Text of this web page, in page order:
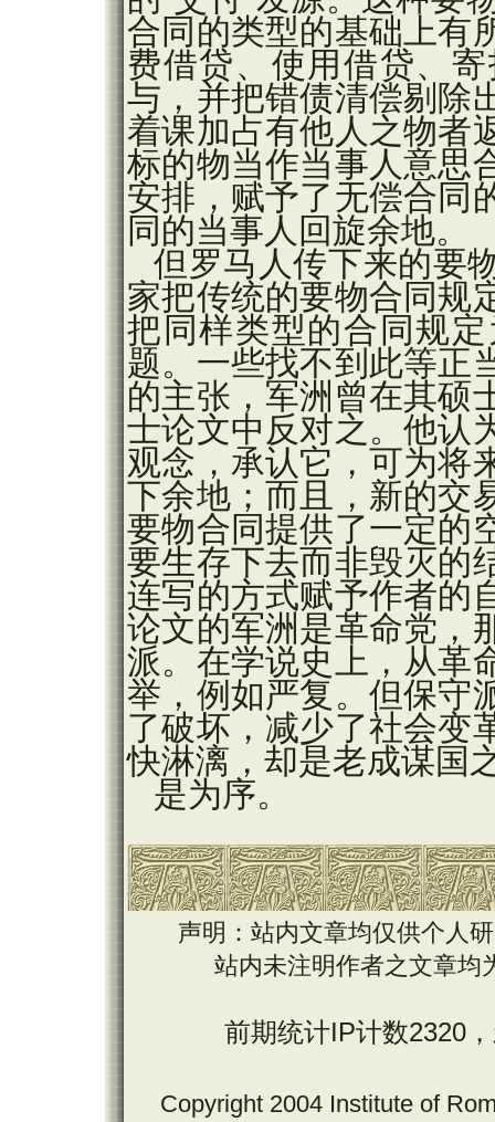
合同的类型的基础上有
费借贷、使用借贷、
与，并把错债清偿剔除
着课加占有他人之物者
标的物当作当事人意思
安排，赋予了无偿合同
同的当事人回旋余地。
但罗马人传下来的要
家把传统的要物合同规
把同样类型的合同规
题。一些找不到此等正
的主张，军洲曾在其硕
士论文中反对之。他认
观念，承认它，可为将
下余地；而且，新的交
要物合同提供了一定的
要生存下去而非毁灭的
连写的方式赋予作者的
论文的军洲是革命党，
派。在学说史上，从革
举，例如严复。但保守
了破坏，减少了社会变
快淋漓，却是老成谋国
是为序。
声明：站内文章均仅供个人
站内未注明作者之文章均
前期统计IP计数2320
Copyright 2004 Institute of